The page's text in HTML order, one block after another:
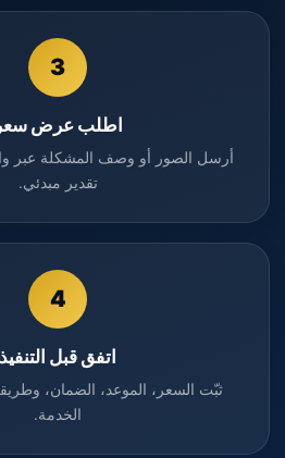
3
اطلب عرض سعر
أرسل الصور أو وصف المشكلة عبر
تقدير مبدئي.
4
اتفق قبل التنفيذ
ثبّت السعر، الموعد، الضمان،
الخدمة.